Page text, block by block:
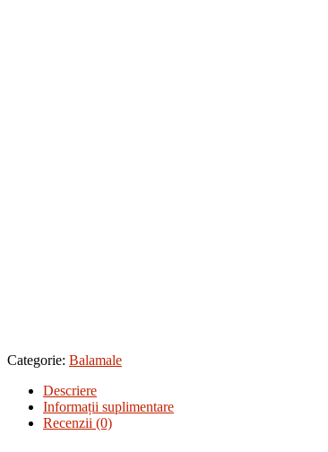
Categorie: Balamale
Descriere
Informații suplimentare
Recenzii (0)